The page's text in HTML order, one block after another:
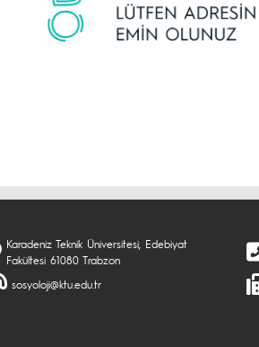
Karadeniz Teknik Üniversitesi, Edebiyat
Fakültesi 61080 Trabzon
sosyoloji@ktu.edu.tr